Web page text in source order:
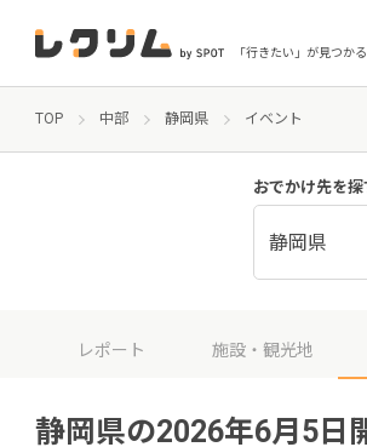
「行きたい」が見つか
TOP 中部 静岡県 イベント
おでかけ先を探
静岡県
レポート 施設・観光地
静岡県の2026年6月5日